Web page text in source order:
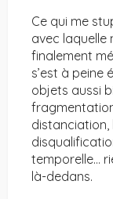
Ce qui me
avec laquelle
finalement
s’est à peine
objets aussi
distanciation,
temporelle…
là-dedans.